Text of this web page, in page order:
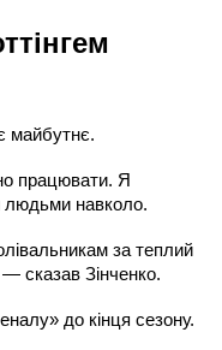
майбутнє.
працювати. Я
людьми навколо.
за теплий
сказав Зінченко.
до кінця сезону.